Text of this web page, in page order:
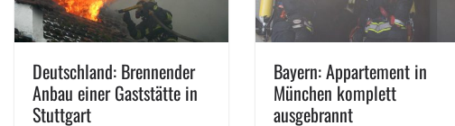
Deutschland: Brennender
Anbau einer Gaststätte in
Stuttgart
Bayern: Appartement in
München komplett
ausgebrannt